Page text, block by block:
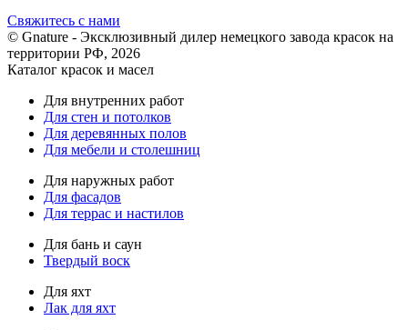
Свяжитесь с нами
© Gnature - Эксклюзивный дилер немецкого завода красок на
территории РФ, 2026
Каталог красок и масел
Для внутренних работ
Для стен и потолков
Для деревянных полов
Для мебели и столешниц
Для наружных работ
Для фасадов
Для террас и настилов
Для бань и саун
Твердый воск
Для яхт
Лак для яхт